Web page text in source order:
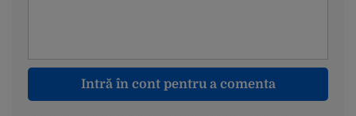
Intră în cont pentru a comenta